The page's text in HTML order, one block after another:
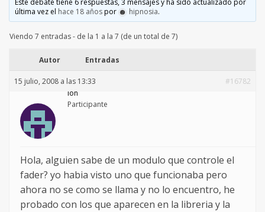
Contacto
Entrar
Este debate tiene 6 respuestas, 3 mensajes y ha sido actualizado por
última vez el hace 18 añospor hipnosia.
Viendo 7 entradas - de la 1 a la 7 (de un total de 7)
Autor Entradas
15 julio, 2008 a las 13:33
#16782
ion
Participante
Hola, alguien sabe de un modulo que controle el
fader? yo habia visto uno que funcionaba pero
ahora no se como se llama y no lo encuentro, he
probado con los que aparecen en la libreria y la